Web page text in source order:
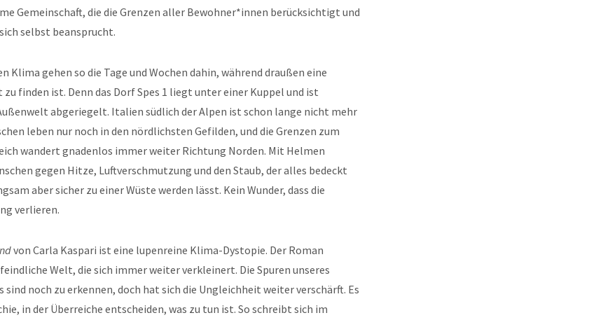
Gemeinschaft, die die Grenzen aller Bewohner*innen berücksichtigt und
selbst beansprucht.
Klima gehen so die Tage und Wochen dahin, während draußen eine
finden ist. Denn das Dorf Spes 1 liegt unter einer Kuppel und ist
abgeriegelt. Italien südlich der Alpen ist schon lange nicht mehr
leben nur noch in den nördlichsten Gefilden, und die Grenzen zum
wandert gnadenlos immer weiter Richtung Norden. Mit Helmen
gegen Hitze, Luftverschmutzung und den Staub, der alles bedeckt
aber sicher zu einer Wüste werden lässt. Kein Wunder, dass die
verlieren.
von Carla Kaspari ist eine lupenreine Klima-Dystopie. Der Roman
Welt, die sich immer weiter verkleinert. Die Spuren unseres
noch zu erkennen, doch hat sich die Ungleichheit weiter verschärft. Es
in der Überreiche entscheiden, was zu tun ist. So schreibt sich im